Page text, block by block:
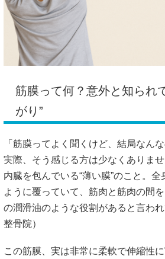
筋膜って何？意外と知られ
がり”
「筋膜ってよく聞くけど、結局なんな
実際、そう感じる方は少なくありま
内臓を包んでいる“薄い膜”のこと。
ように覆っていて、筋肉と筋肉の間
の潤滑油のような役割があると言わ
整骨院）
この筋膜、実は非常に柔軟で伸縮性